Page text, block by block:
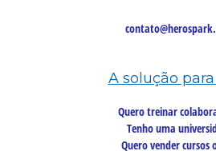
A solução
Quero treinar
Tenho uma
Quero vender cursos